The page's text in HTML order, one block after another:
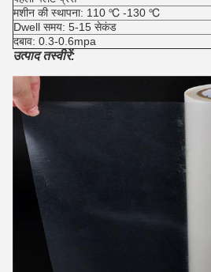
मशीन की स्थापना: 110 ℃ -130 ℃
Dwell समय: 5-15 सेकंड
दबाव: 0.3-0.6mpa
उत्पाद तस्वीरें: